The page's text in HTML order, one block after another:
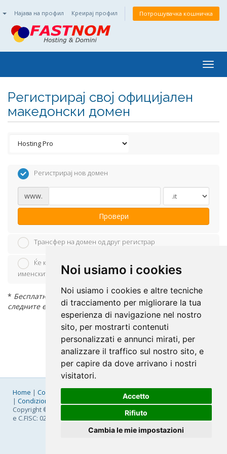
Noi usiamo i cookies
Noi usiamo i cookies e altre tecniche
di tracciamento per migliorare la tua
esperienza di navigazione nel nostro
sito, per mostrarti contenuti
personalizzati e annunci mirati, per
analizzare il traffico sul nostro sito, e
per capire da dove arrivano i nostri
visitatori.
Accetto
Rifiuto
Cambia le mie impostazioni
Најава на профил Креирај профил Потрошувачка кошничка
Регистрирај свој официјален
македонски домен
Регистрирај нов домен
www.
Провери
Трансфер на домен од друг регистрар
Ќе користам постоечки домен и ќе ги конфигурирам
именските опслужувачи
* Бесплатна регистрација на домен се однесува само на
следните екстензии: .it, .edu.it, .eu, .com, .net, .org
Home | Company Pagamenti
| Condizioni Generali Fatturazione Elettronica
Copyright © 2026 FastNom Planetel S.p.A. - Divisione .Cloud - P.IVA
e C.FISC: 02831630161